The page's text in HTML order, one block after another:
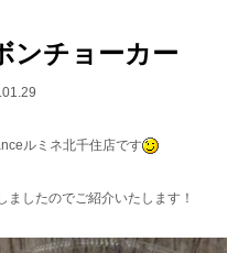
ンチョーカー
ルミネ北千住店です
したのでご紹介いたします！